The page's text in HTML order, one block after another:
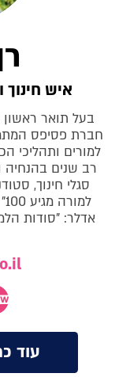
איש חינוך
בעל תואר ראשון
חברת פסיפס
למורים ותהליכי
רב שנים בהנחיה
סגלי חינוך,
אדלר: "סודות
עוד